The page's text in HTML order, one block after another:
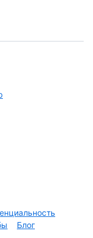
Блог